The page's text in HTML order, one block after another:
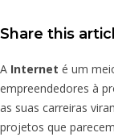
Share this
A Internet é um
empreendedores à
as suas carreiras
projetos que